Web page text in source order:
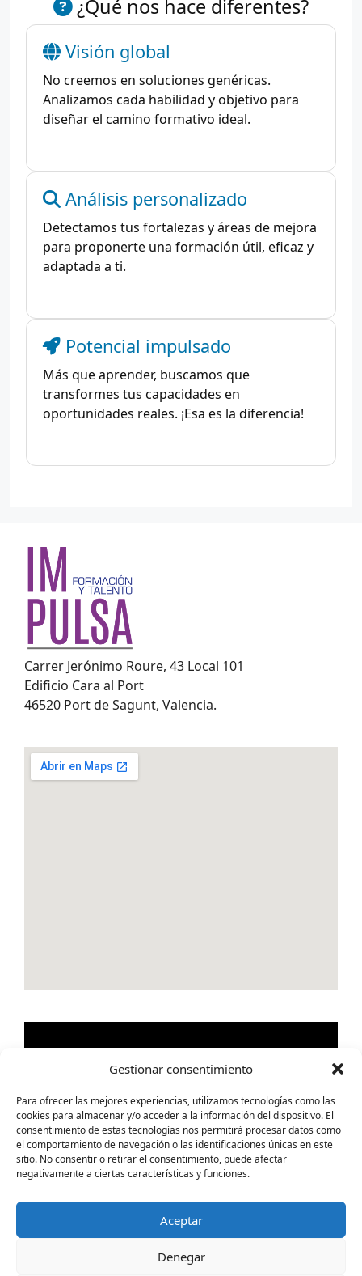
Gestionar consentimiento
Para ofrecer las mejores experiencias, utilizamos tecnologías como las
cookies para almacenar y/o acceder a la información del dispositivo. El
consentimiento de estas tecnologías nos permitirá procesar datos como
el comportamiento de navegación o las identificaciones únicas en este
sitio. No consentir o retirar el consentimiento, puede afectar
negativamente a ciertas características y funciones.
Aceptar
Denegar
¿Qué nos hace diferentes?
Visión global
No creemos en soluciones genéricas.
Analizamos cada habilidad y objetivo para
diseñar el camino formativo ideal.
Análisis personalizado
Detectamos tus fortalezas y áreas de mejora
para proponerte una formación útil, eficaz y
adaptada a ti.
Potencial impulsado
Más que aprender, buscamos que
transformes tus capacidades en
oportunidades reales. ¡Esa es la diferencia!
Carrer Jerónimo Roure, 43 Local 101
Edificio Cara al Port
46520 Port de Sagunt, Valencia.